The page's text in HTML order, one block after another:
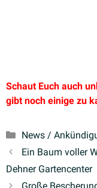
Schaut Euch auch
gibt noch einige zu
Kategorien
News /
Ein Baum voller
Dehner Gartencenter
Große